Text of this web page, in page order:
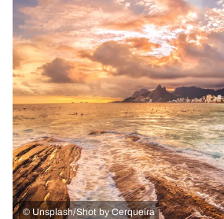
© Unsplash/Shot by Cerqueira